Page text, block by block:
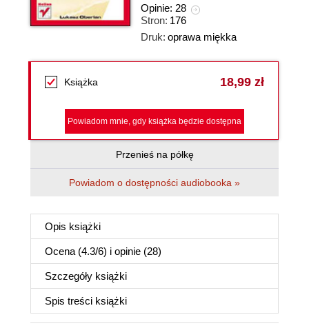
Opinie: 28
Stron: 176
Druk: oprawa miękka
Książka 18,99 zł
Powiadom mnie, gdy książka będzie dostępna
Przenieś na półkę
Powiadom o dostępności audiobooka »
Opis książki
Ocena (4.3/6) i opinie (28)
Szczegóły książki
Spis treści książki